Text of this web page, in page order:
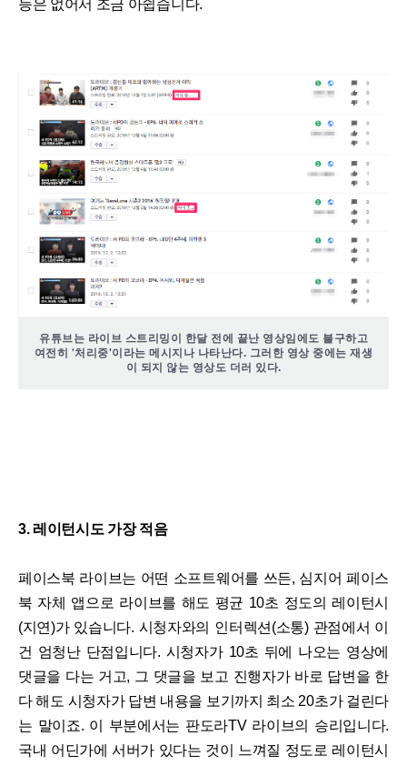
능은 없어서 조금 아쉽습니다.
유튜브는 라이브 스트리밍이 한달 전에 끝난 영상임에도 불구하고
여전히 '처리중'이라는 메시지나 나타난다. 그러한 영상 중에는 재생
이 되지 않는 영상도 더러 있다.
3. 레이턴시도 가장 적음
페이스북 라이브는 어떤 소프트웨어를 쓰든, 심지어 페이스
북 자체 앱으로 라이브를 해도 평균 10초 정도의 레이턴시
(지연)가 있습니다. 시청자와의 인터렉션(소통) 관점에서 이
건 엄청난 단점입니다. 시청자가 10초 뒤에 나오는 영상에
댓글을 다는 거고, 그 댓글을 보고 진행자가 바로 답변을 한
다 해도 시청자가 답변 내용을 보기까지 최소 20초가 걸린다
는 말이죠. 이 부분에서는 판도라TV 라이브의 승리입니다.
국내 어딘가에 서버가 있다는 것이 느껴질 정도로 레이턴시